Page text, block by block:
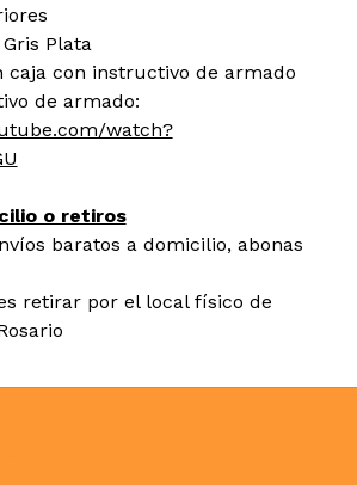
Plata
caja con instructivo de armado
de armado:
watch?
o retiros
baratos a domicilio, abonas
retirar por el local físico de